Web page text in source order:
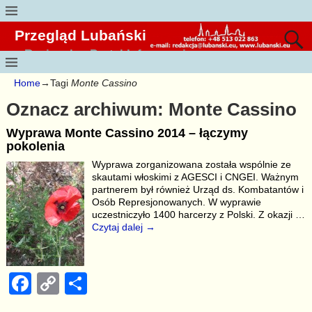
Przegląd Lubański
Regionalny Portal Informacyjny
Home→Tagi Monte Cassino
Oznacz archiwum: Monte Cassino
Wyprawa Monte Cassino 2014 – łączymy
pokolenia
Wyprawa zorganizowana została wspólnie ze
skautami włoskimi z AGESCI i CNGEI. Ważnym
partnerem był również Urząd ds. Kombatantów i
Osób Represjonowanych. W wyprawie
uczestniczyło 1400 harcerzy z Polski. Z okazji …
Czytaj dalej →
F C S